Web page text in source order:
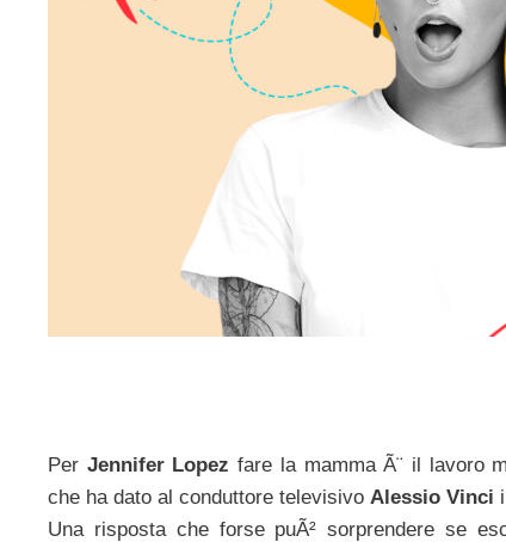
Per Jennifer Lopez fare la mamma Ã¨ il lavoro
che ha dato al conduttore televisivo Alessio Vinci
Una risposta che forse puÃ² sorprendere se